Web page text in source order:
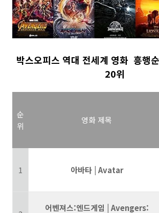
박스오피스 역대 전세계 영화 흥행
20위
순
위
영화 제목
1 아바타 | Avatar
어벤져스:엔드게임 | Avengers: